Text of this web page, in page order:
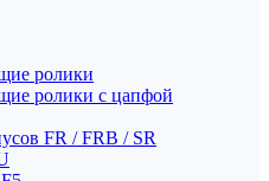
ролики
ролики с цапфой
FR / FRB / SR